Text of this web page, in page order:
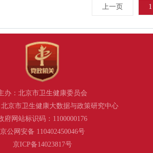
上一页 1
办：北京市卫生健康委员会
京市卫生健康大数据与政策研究中心
府网站标识码：1100000176
京公网安备 110402450046号
京ICP备14023817号